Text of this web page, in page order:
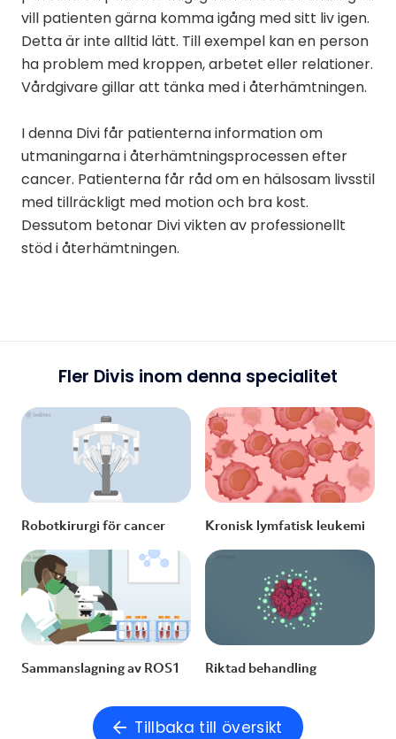
vill patienten gärna komma igång med sitt liv igen.
Detta är inte alltid lätt. Till exempel kan en person
ha problem med kroppen, arbetet eller relationer.
Vårdgivare gillar att tänka med i återhämtningen.
I denna Divi får patienterna information om
utmaningarna i återhämtningsprocessen efter
cancer. Patienterna får råd om en hälsosam livsstil
med tillräckligt med motion och bra kost.
Dessutom betonar Divi vikten av professionellt
stöd i återhämtningen.
Fler Divis inom denna specialitet
Robotkirurgi för cancer Kronisk lymfatisk leukemi
Sammanslagning av ROS1 Riktad behandling
Tillbaka till översikt